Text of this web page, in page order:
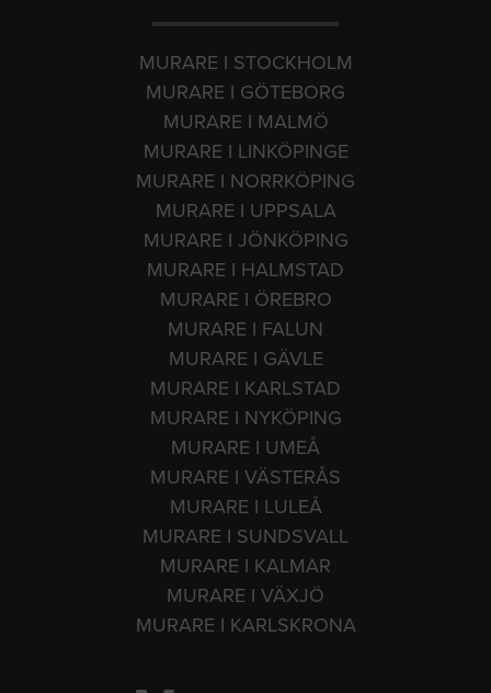
MURARE I STOCKHOLM
MURARE I GÖTEBORG
MURARE I MALMÖ
MURARE I LINKÖPINGE
MURARE I NORRKÖPING
MURARE I UPPSALA
MURARE I JÖNKÖPING
MURARE I HALMSTAD
MURARE I ÖREBRO
MURARE I FALUN
MURARE I GÄVLE
MURARE I KARLSTAD
MURARE I NYKÖPING
MURARE I UMEÅ
MURARE I VÄSTERÅS
MURARE I LULEÅ
MURARE I SUNDSVALL
MURARE I KALMAR
MURARE I VÄXJÖ
MURARE I KARLSKRONA